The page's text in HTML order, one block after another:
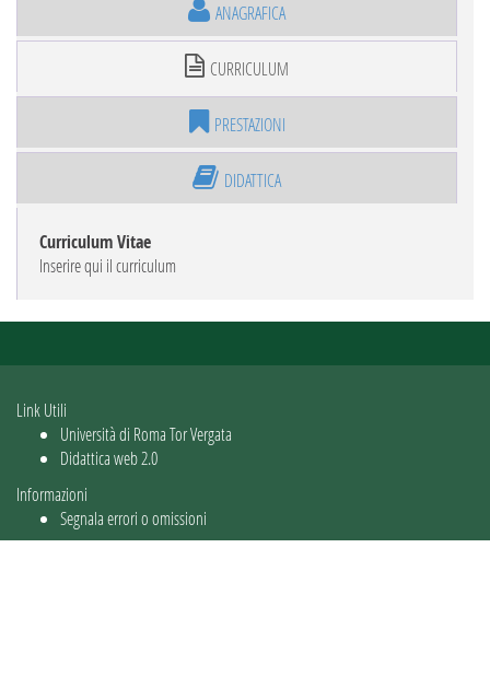
ANAGRAFICA
CURRICULUM
PRESTAZIONI
DIDATTICA
Curriculum Vitae
Inserire qui il curriculum
Link Utili
Università di Roma Tor Vergata
Didattica web 2.0
Informazioni
Segnala errori o omissioni